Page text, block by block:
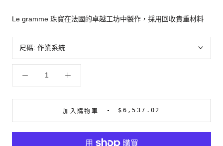
Le gramme 珠寶在法國的卓越工坊中製作，採用回收貴重材料
尺碼: 作業系統
加入購物車 $6,537.02